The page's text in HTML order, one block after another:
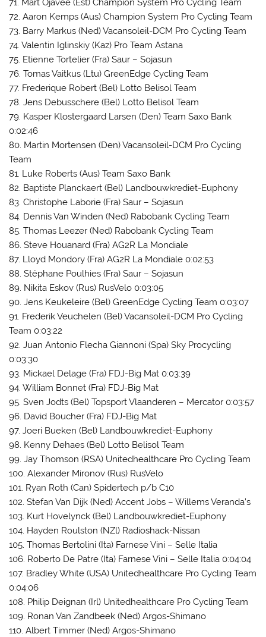
71. Mart Ojavee (Est) Champion System Pro Cycling Team
72. Aaron Kemps (Aus) Champion System Pro Cycling Team
73. Barry Markus (Ned) Vacansoleil-DCM Pro Cycling Team
74. Valentin Iglinskiy (Kaz) Pro Team Astana
75. Etienne Tortelier (Fra) Saur – Sojasun
76. Tomas Vaitkus (Ltu) GreenEdge Cycling Team
77. Frederique Robert (Bel) Lotto Belisol Team
78. Jens Debusschere (Bel) Lotto Belisol Team
79. Kasper Klostergaard Larsen (Den) Team Saxo Bank
0:02:46
80. Martin Mortensen (Den) Vacansoleil-DCM Pro Cycling
Team
81. Luke Roberts (Aus) Team Saxo Bank
82. Baptiste Planckaert (Bel) Landbouwkrediet-Euphony
83. Christophe Laborie (Fra) Saur – Sojasun
84. Dennis Van Winden (Ned) Rabobank Cycling Team
85. Thomas Leezer (Ned) Rabobank Cycling Team
86. Steve Houanard (Fra) AG2R La Mondiale
87. Lloyd Mondory (Fra) AG2R La Mondiale 0:02:53
88. Stéphane Poulhies (Fra) Saur – Sojasun
89. Nikita Eskov (Rus) RusVelo 0:03:05
90. Jens Keukeleire (Bel) GreenEdge Cycling Team 0:03:07
91. Frederik Veuchelen (Bel) Vacansoleil-DCM Pro Cycling
Team 0:03:22
92. Juan Antonio Flecha Giannoni (Spa) Sky Procycling
0:03:30
93. Mickael Delage (Fra) FDJ-Big Mat 0:03:39
94. William Bonnet (Fra) FDJ-Big Mat
95. Sven Jodts (Bel) Topsport Vlaanderen – Mercator 0:03:57
96. David Boucher (Fra) FDJ-Big Mat
97. Joeri Bueken (Bel) Landbouwkrediet-Euphony
98. Kenny Dehaes (Bel) Lotto Belisol Team
99. Jay Thomson (RSA) Unitedhealthcare Pro Cycling Team
100. Alexander Mironov (Rus) RusVelo
101. Ryan Roth (Can) Spidertech p/b C10
102. Stefan Van Dijk (Ned) Accent Jobs – Willems Veranda’s
103. Kurt Hovelynck (Bel) Landbouwkrediet-Euphony
104. Hayden Roulston (NZl) Radioshack-Nissan
105. Thomas Bertolini (Ita) Farnese Vini – Selle Italia
106. Roberto De Patre (Ita) Farnese Vini – Selle Italia 0:04:04
107. Bradley White (USA) Unitedhealthcare Pro Cycling Team
0:04:06
108. Philip Deignan (Irl) Unitedhealthcare Pro Cycling Team
109. Ronan Van Zandbeek (Ned) Argos-Shimano
110. Albert Timmer (Ned) Argos-Shimano